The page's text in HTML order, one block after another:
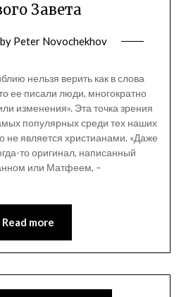
Завета
by Peter Novochekhov
нельзя верить как в слова
ее писали люди, многократно
изменения». Эта точка зрения
популярных среди тех наших
не является христианами. «Даже
то оригинал, написанный
или Матфеем, –
Read more